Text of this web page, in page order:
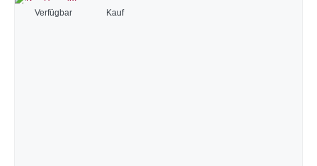
Verfügbar Kauf